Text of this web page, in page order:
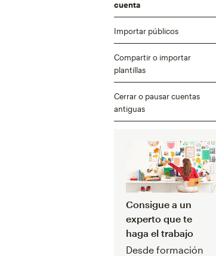
cuenta
Importar públicos
Compartir o importar
plantillas
Cerrar o pausar cuentas
antiguas
Consigue a un
experto que te
haga el trabajo
Desde formación